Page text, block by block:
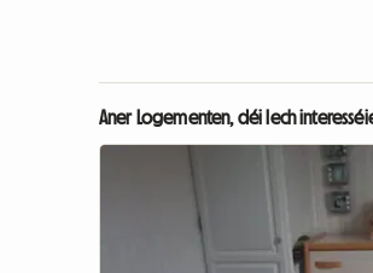
Aner Logementen, déi Iech